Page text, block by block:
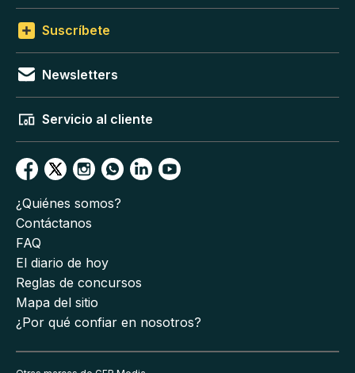
Suscríbete
Newsletters
Servicio al cliente
¿Quiénes somos?
Contáctanos
FAQ
El diario de hoy
Reglas de concursos
Mapa del sitio
¿Por qué confiar en nosotros?